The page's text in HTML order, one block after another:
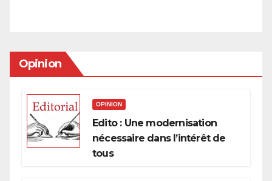
Opinion
OPINION
Edito : Une modernisation
nécessaire dans l’intérêt de
tous